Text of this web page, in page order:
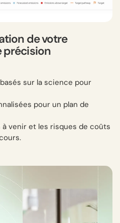
de votre
précision
sur la science pour
pour un plan de
venir et les risques de coûts